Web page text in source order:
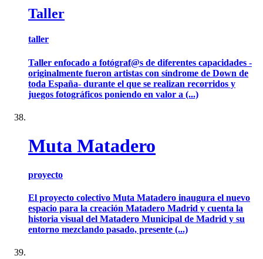
Taller
taller
Taller enfocado a fotógraf@s de diferentes capacidades -
originalmente fueron artistas con síndrome de Down de
toda España- durante el que se realizan recorridos y
juegos fotográficos poniendo en valor a (...)
Muta Matadero
proyecto
El proyecto colectivo Muta Matadero inaugura el nuevo
espacio para la creación Matadero Madrid y cuenta la
historia visual del Matadero Municipal de Madrid y su
entorno mezclando pasado, presente (...)